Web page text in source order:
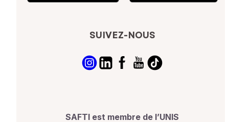
SUIVEZ-NOUS
SAFTI est membre de l’UNIS